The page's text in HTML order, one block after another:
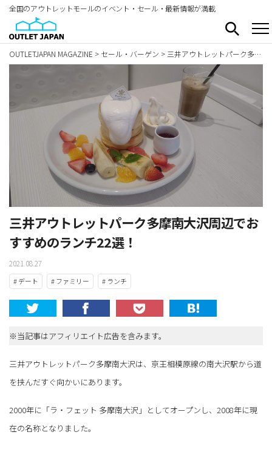
全国のアウトレットモールのイベント・セール・最新情報が満載
OUTLETJAPAN MAGAZINE > セール・バーゲン > 三井アウトレットパーク多摩南大沢周辺でおすすめのランチ22選！
三井アウトレットパーク多摩南大沢周辺でお
すすめのランチ22選！
2021.08.27
# デート # ファミリー # ランチ
※当記事はアフィリエイト広告を含みます。
三井アウトレットパーク多摩南大沢は、京王相模原線の南大沢駅から道
を挟んだすぐ向かいにあります。
2000年に「ラ・フェット 多摩南大沢」としてオープンし、2008年に現
在の名称となりました。